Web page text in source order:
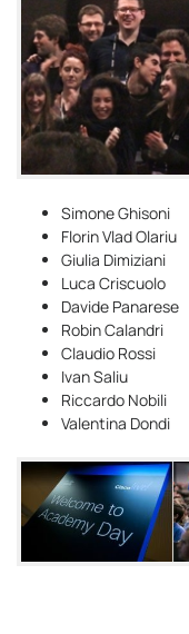
Simone Ghisoni
Florin Vlad Olariu
Giulia Dimiziani
Luca Criscuolo
Davide Panarese
Robin Calandri
Claudio Rossi
Ivan Saliu
Riccardo Nobili
Valentina Dondi